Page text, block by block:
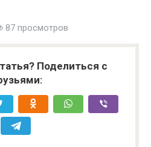
87 просмотров
Поделиться с